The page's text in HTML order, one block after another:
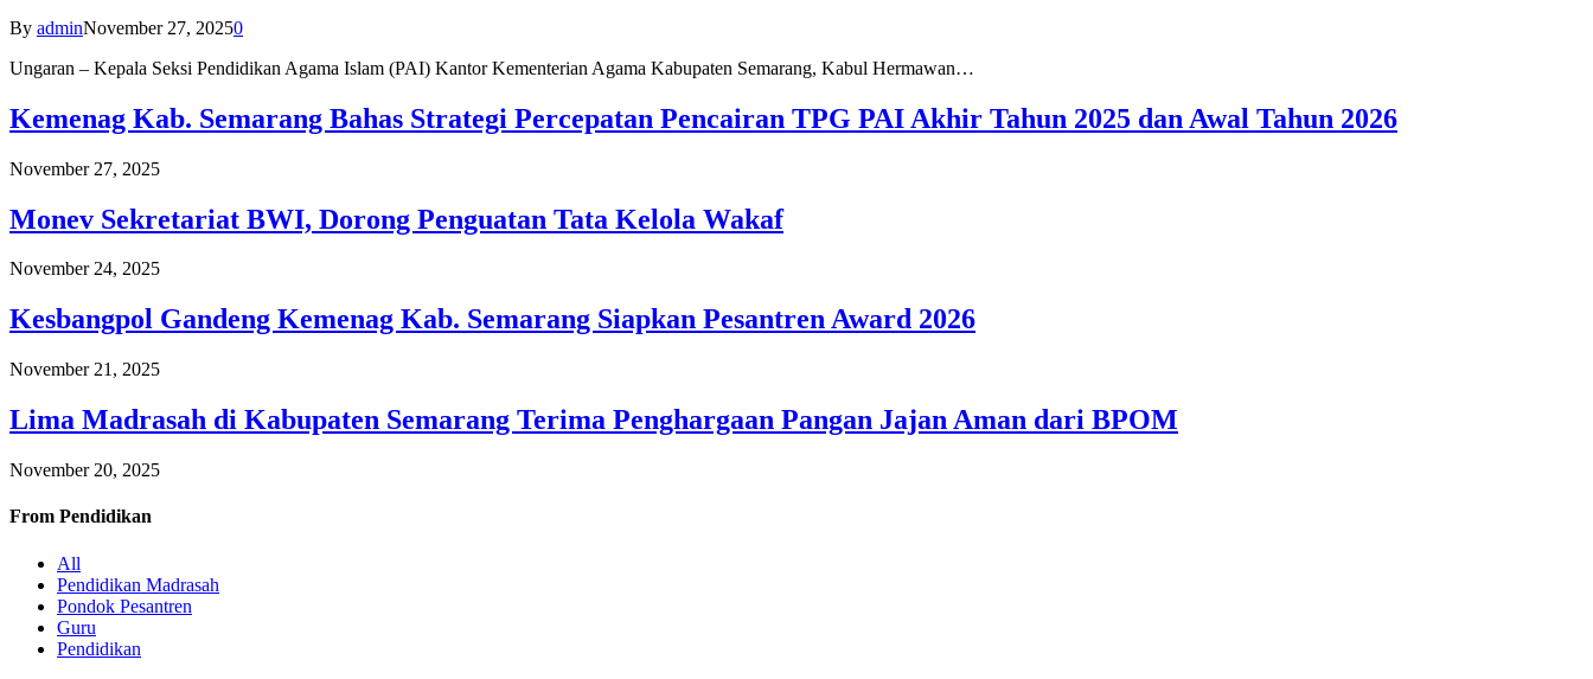
By adminNovember 27, 20250
Ungaran – Kepala Seksi Pendidikan Agama Islam (PAI) Kantor Kementerian Agama Kabupaten Semarang, Kabul Hermawan…
Kemenag Kab. Semarang Bahas Strategi Percepatan Pencairan TPG PAI Akhir Tahun 2025 dan Awal Tahun 2026
November 27, 2025
Monev Sekretariat BWI, Dorong Penguatan Tata Kelola Wakaf
November 24, 2025
Kesbangpol Gandeng Kemenag Kab. Semarang Siapkan Pesantren Award 2026
November 21, 2025
Lima Madrasah di Kabupaten Semarang Terima Penghargaan Pangan Jajan Aman dari BPOM
November 20, 2025
From Pendidikan
All
Pendidikan Madrasah
Pondok Pesantren
Guru
Pendidikan